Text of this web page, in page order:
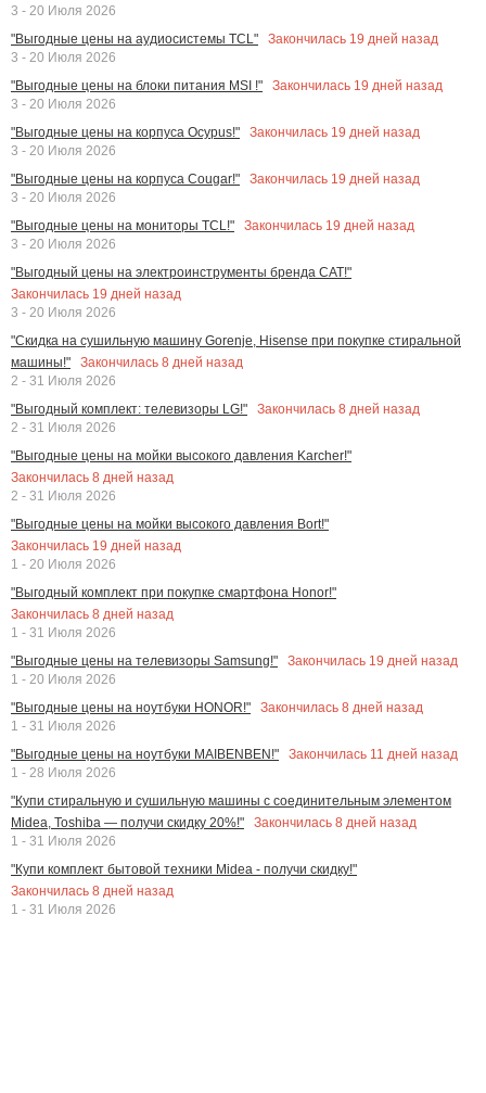
3 - 20 Июля 2026
"Выгодные цены на аудиосистемы TCL"
Закончилась 19 дней назад
3 - 20 Июля 2026
"Выгодные цены на блоки питания MSI !"
Закончилась 19 дней назад
3 - 20 Июля 2026
"Выгодные цены на корпуса Ocypus!"
Закончилась 19 дней назад
3 - 20 Июля 2026
"Выгодные цены на корпуса Cougar!"
Закончилась 19 дней назад
3 - 20 Июля 2026
"Выгодные цены на мониторы TCL!"
Закончилась 19 дней назад
3 - 20 Июля 2026
"Выгодный цены на электроинструменты бренда CAT!"
Закончилась 19 дней назад
3 - 20 Июля 2026
"Скидка на сушильную машину Gorenje, Hisense при покупке стиральной
машины!"
Закончилась 8 дней назад
2 - 31 Июля 2026
"Выгодный комплект: телевизоры LG!"
Закончилась 8 дней назад
2 - 31 Июля 2026
"Выгодные цены на мойки высокого давления Karcher!"
Закончилась 8 дней назад
2 - 31 Июля 2026
"Выгодные цены на мойки высокого давления Bort!"
Закончилась 19 дней назад
1 - 20 Июля 2026
"Выгодный комплект при покупке смартфона Honor!"
Закончилась 8 дней назад
1 - 31 Июля 2026
"Выгодные цены на телевизоры Samsung!"
Закончилась 19 дней назад
1 - 20 Июля 2026
"Выгодные цены на ноутбуки HONOR!"
Закончилась 8 дней назад
1 - 31 Июля 2026
"Выгодные цены на ноутбуки MAIBENBEN!"
Закончилась 11 дней назад
1 - 28 Июля 2026
"Купи стиральную и сушильную машины с соединительным элементом
Midea, Toshiba — получи скидку 20%!"
Закончилась 8 дней назад
1 - 31 Июля 2026
"Купи комплект бытовой техники Midea - получи скидку!"
Закончилась 8 дней назад
1 - 31 Июля 2026